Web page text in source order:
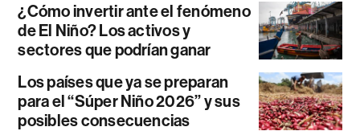
¿Cómo invertir ante el fenómeno
de El Niño? Los activos y
sectores que podrían ganar
Los países que ya se preparan
para el “Súper Niño 2026” y sus
posibles consecuencias